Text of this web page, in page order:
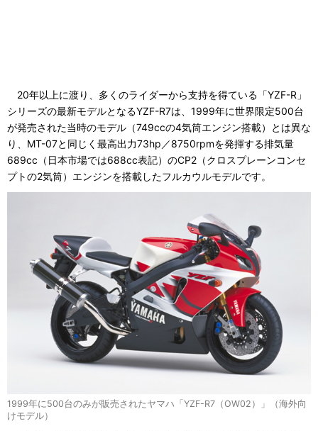
20年以上に渡り、多くのライダーから支持を得ている「YZF-R」
シリーズの最新モデルとなるYZF-R7は、1999年に世界限定500台
が発売された当時のモデル（749ccの4気筒エンジン搭載）とは異な
り、MT-07と同じく最高出力73hp／8750rpmを発揮する排気量
689cc（日本市場では688cc表記）のCP2（クロスプレーンコンセ
プトの2気筒）エンジンを搭載したフルカウルモデルです。
1999年に500台のみが販売されたヤマハ「YZF-R7（OW02）」（海外向
けモデル）